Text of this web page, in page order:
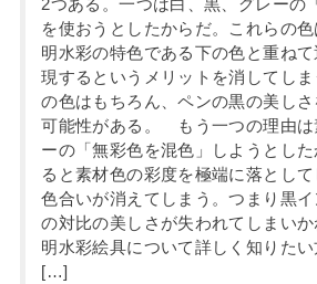
2つある。一つは白、黒、グレーの
を使おうとしたからだ。これらの
明水彩の特色である下の色と重ね
現するというメリットを消してし
の色はもちろん、ペンの黒の美しさ
可能性がある。 もう一つの理由は
ーの「無彩色を混色」しようとし
ると素材色の彩度を極端に落とし
色合いが消えてしまう。つまり黒
の対比の美しさが失われてしまい
明水彩絵具について詳しく知りた
[…]